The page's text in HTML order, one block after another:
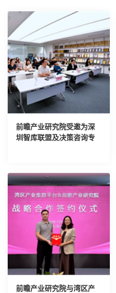
前瞻产业研究院受邀为深
圳智库联盟及决策咨询专
前瞻产业研究院与湾区产